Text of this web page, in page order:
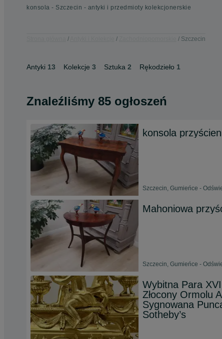
konsola - Szczecin - antyki i przedmioty kolekcjonerskie
Szczecin
Antyki 13 Kolekcje 3 Sztuka 2 Rękodzieło 1
Znaleźliśmy 85 ogłoszeń
konsola
Szczecin, Gumieńce -
Mahoniowa
Szczecin, Gumieńce -
Wybitna Para
Złocony Ormolu
Sygnowana
Sotheby’s